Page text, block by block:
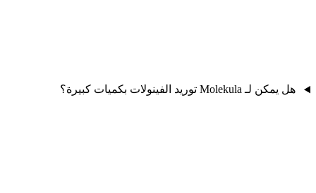
هل يمكن لـ Molekula توريد الفينولات بكميات كبيرة؟